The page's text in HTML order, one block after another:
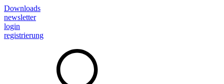
Downloads
newsletter
login
registrierung